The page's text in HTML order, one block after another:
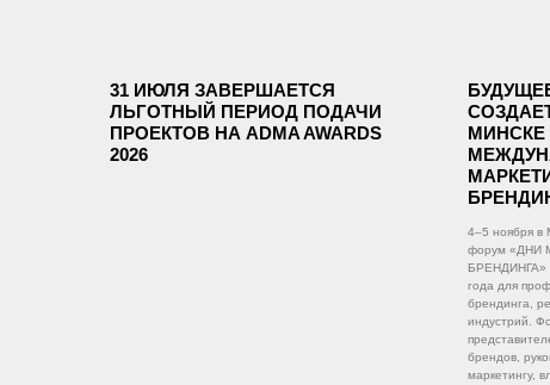
31 ИЮЛЯ ЗАВЕРШАЕТСЯ
ЛЬГОТНЫЙ ПЕРИОД ПОДАЧИ
ПРОЕКТОВ НА ADMA AWARDS
2026
МИНСКЕ
4–5 ноября в
форум «ДНИ
БРЕНДИНГА»
года для
брендинга,
индустрий.
брендов,
маркетингу,